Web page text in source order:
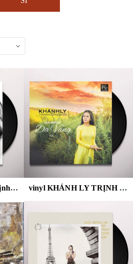
vinyl Hồng nhung & Trịnh Công Sơn - Bống là ai? vinyl KHÁNH LY TRỊNH CÔNG SƠN - CA KHÚC DA VÀNG VOL.1